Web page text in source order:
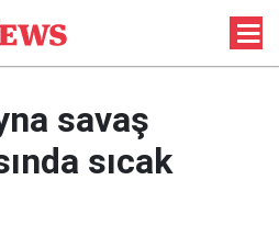
savaş
sıcak